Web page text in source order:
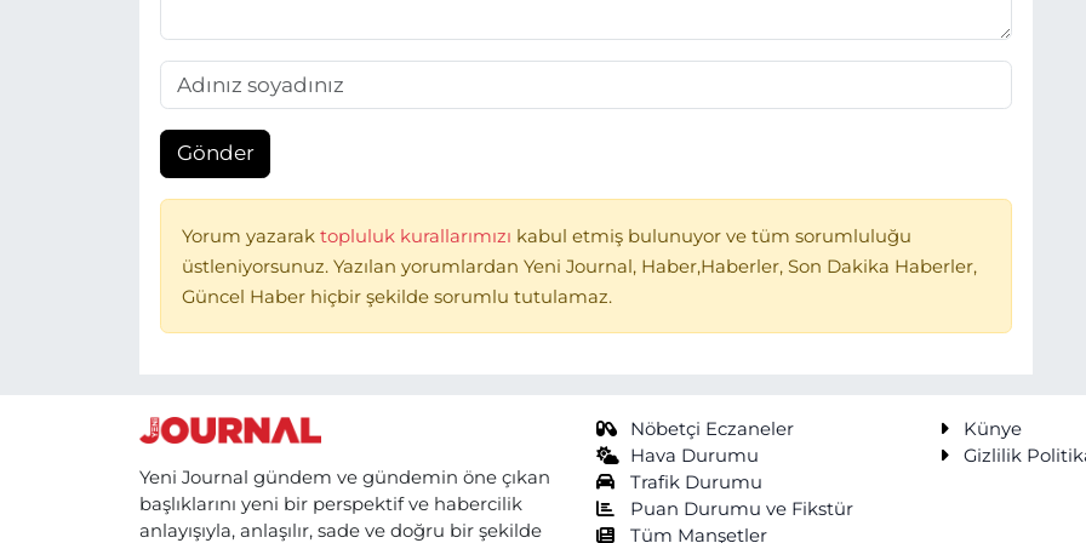
Gönder
Yorum yazarak topluluk kurallarımızı kabul etmiş bulunuyor ve tüm sorumluluğu
üstleniyorsunuz. Yazılan yorumlardan Yeni Journal, Haber,Haberler, Son Dakika Haberler,
Güncel Haber hiçbir şekilde sorumlu tutulamaz.
Yeni Journal gündem ve gündemin öne çıkan
başlıklarını yeni bir perspektif ve habercilik
anlayışıyla, anlaşılır, sade ve doğru bir şekilde
Nöbetçi Eczaneler
Hava Durumu
Trafik Durumu
Puan Durumu ve Fikstür
Tüm Manşetler
Künye
Gizlilik